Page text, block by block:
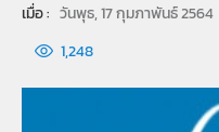
เมื่อ : วันพุธ, 17 กุมภาพันธ์ 2564
1,248